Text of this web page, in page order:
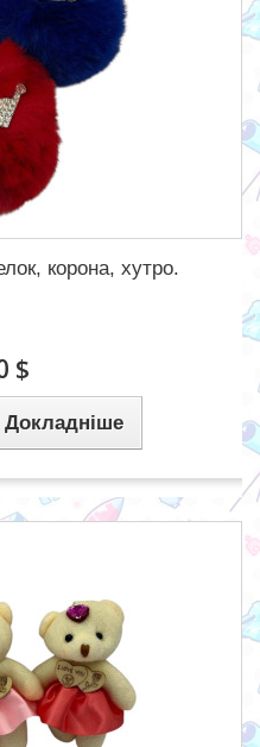
корона, хутро.
$
Докладніше